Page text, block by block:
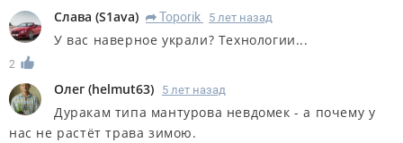
Слава (S1ava) R Toporik 5 лет назад
У вас наверное украли? Технологии...
2
Олег (helmut63) 5 лет назад
Дуракам типа мантурова невдомек - а почему у
нас не растёт трава зимою.